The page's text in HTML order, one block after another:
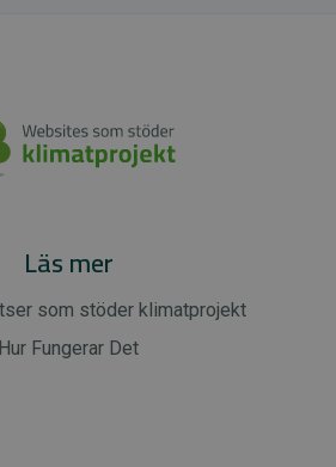
Läs mer
som stöder klimatprojekt
Hur Fungerar Det